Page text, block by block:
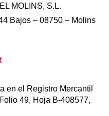
MOLINS, S.L.
Bajos – 08750 – Molins
en el Registro Mercantil
49, Hoja B-408577,